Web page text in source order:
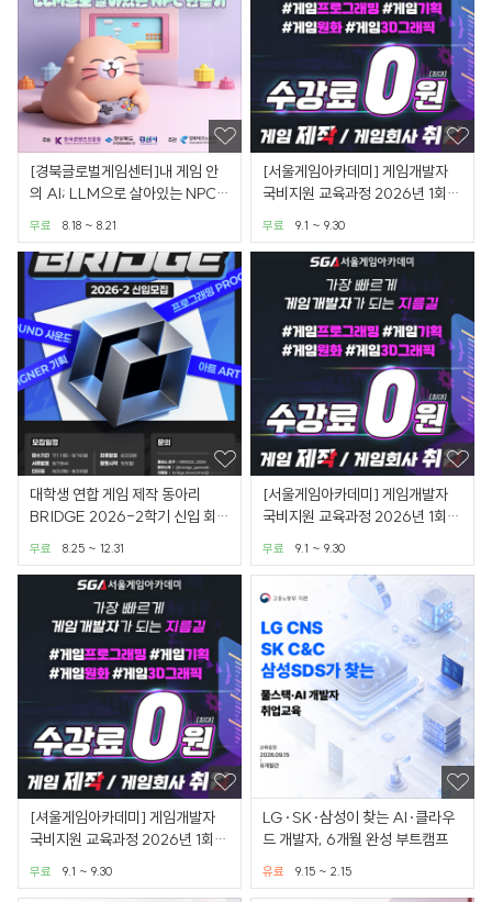
[경북글로벌게임센터]내 게임 안
의 AI; LLM으로 살아있는 NPC
8.18 ~ 8.21
무료
[서울게임아카데미] 게임개발자
국비지원 교육과정 2026년 1회차
9.1 ~ 9.30
무료
대학생 연합 게임 제작 동아리
BRIDGE 2026-2학기 신입 회원
8.25 ~ 12.31
무료
[서울게임아카데미] 게임개발자
국비지원 교육과정 2026년 1회차
9.1 ~ 9.30
무료
[셔울게임아카데미] 게임개발자
국비지원 교육과정 2026년 1회차
9.1 ~ 9.30
무료
LG·SK·삼성이 찾는 AI·클라우
드 개발자, 6개월 완성 부트캠프
9.15 ~ 2.15
유료